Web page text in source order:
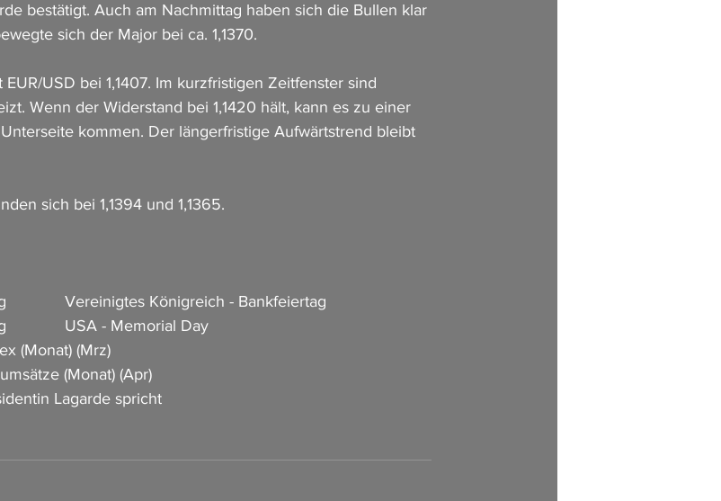
bestätigt. Auch am Nachmittag haben sich die Bullen klar
sich der Major bei ca. 1,1370.
USD bei 1,1407. Im kurzfristigen Zeitfenster sind
Wenn der Widerstand bei 1,1420 hält, kann es zu einer
kommen. Der längerfristige Aufwärtstrend bleibt
sich bei 1,1394 und 1,1365.
Vereinigtes Königreich - Bankfeiertag
USA - Memorial Day
(Monat) (Mrz)
(Monat) (Apr)
Präsidentin Lagarde spricht